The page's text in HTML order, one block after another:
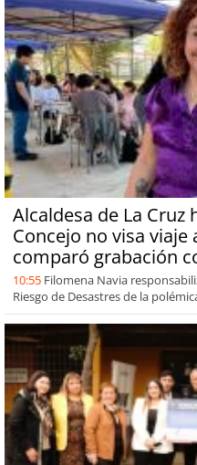
Alcaldesa de La Cruz
Concejo no visa viaje
comparó grabación
10:55 Filomena Navia
Riesgo de Desastres de la